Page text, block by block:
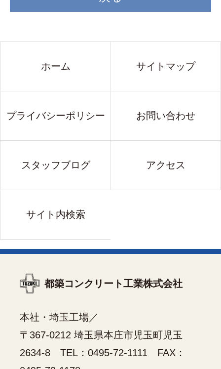
ホーム サイトマップ
プライバシーポリシー お問い合わせ
スタッフブログ アクセス
サイト内検索
都築コンクリート工業株式会社
本社・埼玉工場／
〒367-0212 埼玉県本庄市児玉町児玉
2634-8 TEL： 0495-72-1111 FAX：